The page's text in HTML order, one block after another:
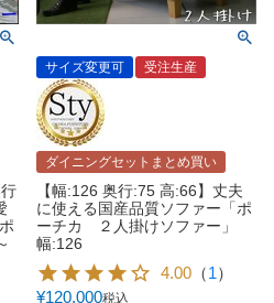
サイズ変更可 受注生産
ダイニングセットまとめ買い
【幅:126 奥行:75 高:66】丈夫
に使える国産品質ソファー「ポ
ーチカ ２人掛けソファー」
幅:126
4.00 （1）
¥120,000税込